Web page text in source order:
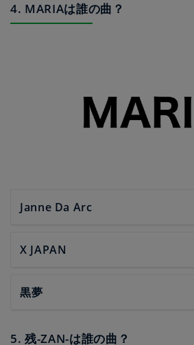
4. MARIAは誰の曲？
Janne Da Arc
X JAPAN
黒夢
5. 残-ZAN-は誰の曲？